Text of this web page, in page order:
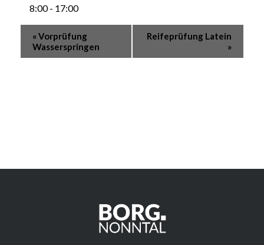
8:00 - 17:00
« Vorprüfung
Wasserspringen
Reifeprüfung Latein
»